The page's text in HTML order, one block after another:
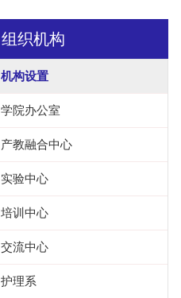
组织机构
机构设置
学院办公室
产教融合中心
实验中心
培训中心
交流中心
护理系